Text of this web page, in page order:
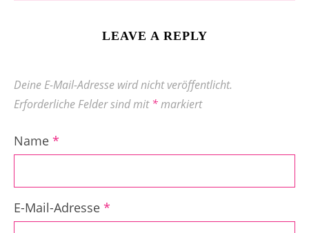
LEAVE A REPLY
Deine E-Mail-Adresse wird nicht veröffentlicht.
Erforderliche Felder sind mit*markiert
Name *
E-Mail-Adresse *